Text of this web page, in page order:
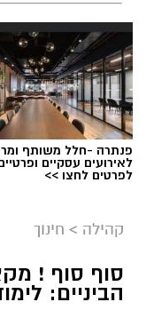
תגים:קבוצת
בהוריהם
פנתרה -חלל משותף
לאירועים עסקיים
לפרטים לחצו >>
קהילה > חינוך
סוף סוף !
הביניים: